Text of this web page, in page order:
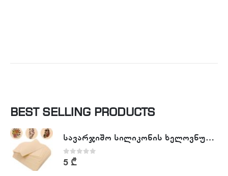
BEST SELLING PRODUCTS
სავარჯიშო სილიკონის ხელოვნური კანი - Tattoo Practike skin
0out of 5
5 ₾